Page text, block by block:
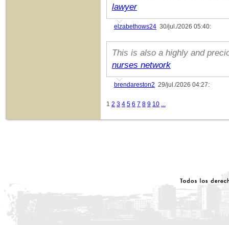
lawyer
elzabethows24 30/jul./2026 05:40:
This is also a highly and
nurses network
brendareston2 29/jul./2026 04:27:
1 2 3 4 5 6 7 8 9 10 ...